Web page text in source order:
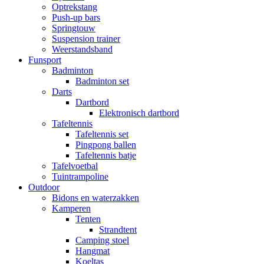
Optrekstang
Push-up bars
Springtouw
Suspension trainer
Weerstandsband
Funsport
Badminton
Badminton set
Darts
Dartbord
Elektronisch dartbord
Tafeltennis
Tafeltennis set
Pingpong ballen
Tafeltennis batje
Tafelvoetbal
Tuintrampoline
Outdoor
Bidons en waterzakken
Kamperen
Tenten
Strandtent
Camping stoel
Hangmat
Koeltas